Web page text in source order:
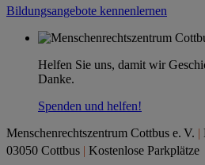
Bildungsangebote kennenlernen
Helfen Sie uns, damit wir
Danke.
Spenden und helfen!
Menschenrechtszentrum Cottbus e. V. |
03050 Cottbus | Kostenlose Parkplätze